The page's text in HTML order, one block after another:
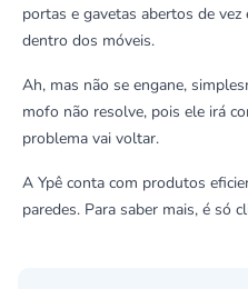
portas e gavetas abertos de
dentro dos móveis.
Ah, mas não se engane,
mofo não resolve, pois ele irá
problema vai voltar.
A Ypê conta com produtos
paredes. Para saber mais, é só